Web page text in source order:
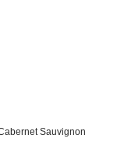
Sauvignon